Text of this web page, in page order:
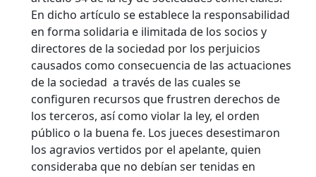
En dicho artículo se establece la responsabilidad
en forma solidaria e ilimitada de los socios y
directores de la sociedad por los perjuicios
causados como consecuencia de las actuaciones
de la sociedad a través de las cuales se
configuren recursos que frustren derechos de
los terceros, así como violar la ley, el orden
público o la buena fe. Los jueces desestimaron
los agravios vertidos por el apelante, quien
consideraba que no debían ser tenidas en